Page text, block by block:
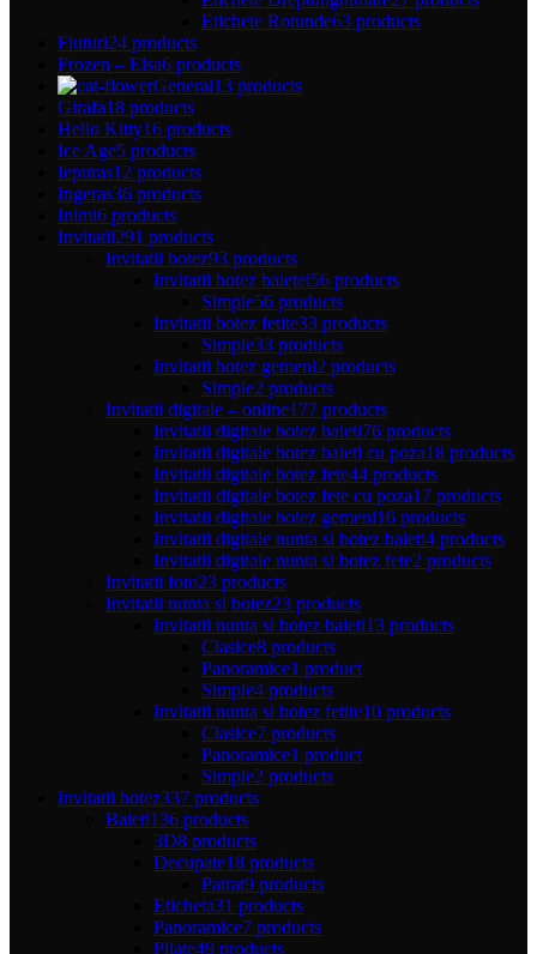
Etichete Rotunde63 products
Fluturi24 products
Frozen – Elsa6 products
General13 products
Girafa18 products
Hello Kitty16 products
Ice Age5 products
Iepuras12 products
Ingeras36 products
Inimi6 products
Invitatii291 products
Invitatii botez93 products
Invitatii botez baietei56 products
Simple56 products
Invitatii botez fetite33 products
Simple33 products
Invitatii botez gemeni2 products
Simple2 products
Invitatii digitale – online177 products
Invitatii digitale botez baieti76 products
Invitatii digitale botez baieti cu poza18 products
Invitatii digitale botez fete44 products
Invitatii digitale botez fete cu poza17 products
Invitatii digitale botez gemeni16 products
Invitatii digitale nunta si botez baieti4 products
Invitatii digitale nunta si botez fete2 products
Invitatii foto23 products
Invitatii nunta si botez23 products
Invitatii nunta si botez baieti13 products
Clasice8 products
Panoramice1 product
Simple4 products
Invitatii nunta si botez fetite10 products
Clasice7 products
Panoramice1 product
Simple2 products
Invitatii botez337 products
Baieti136 products
3D8 products
Decupate18 products
Patrat9 products
Eticheta31 products
Panoramice7 products
Pliate49 products